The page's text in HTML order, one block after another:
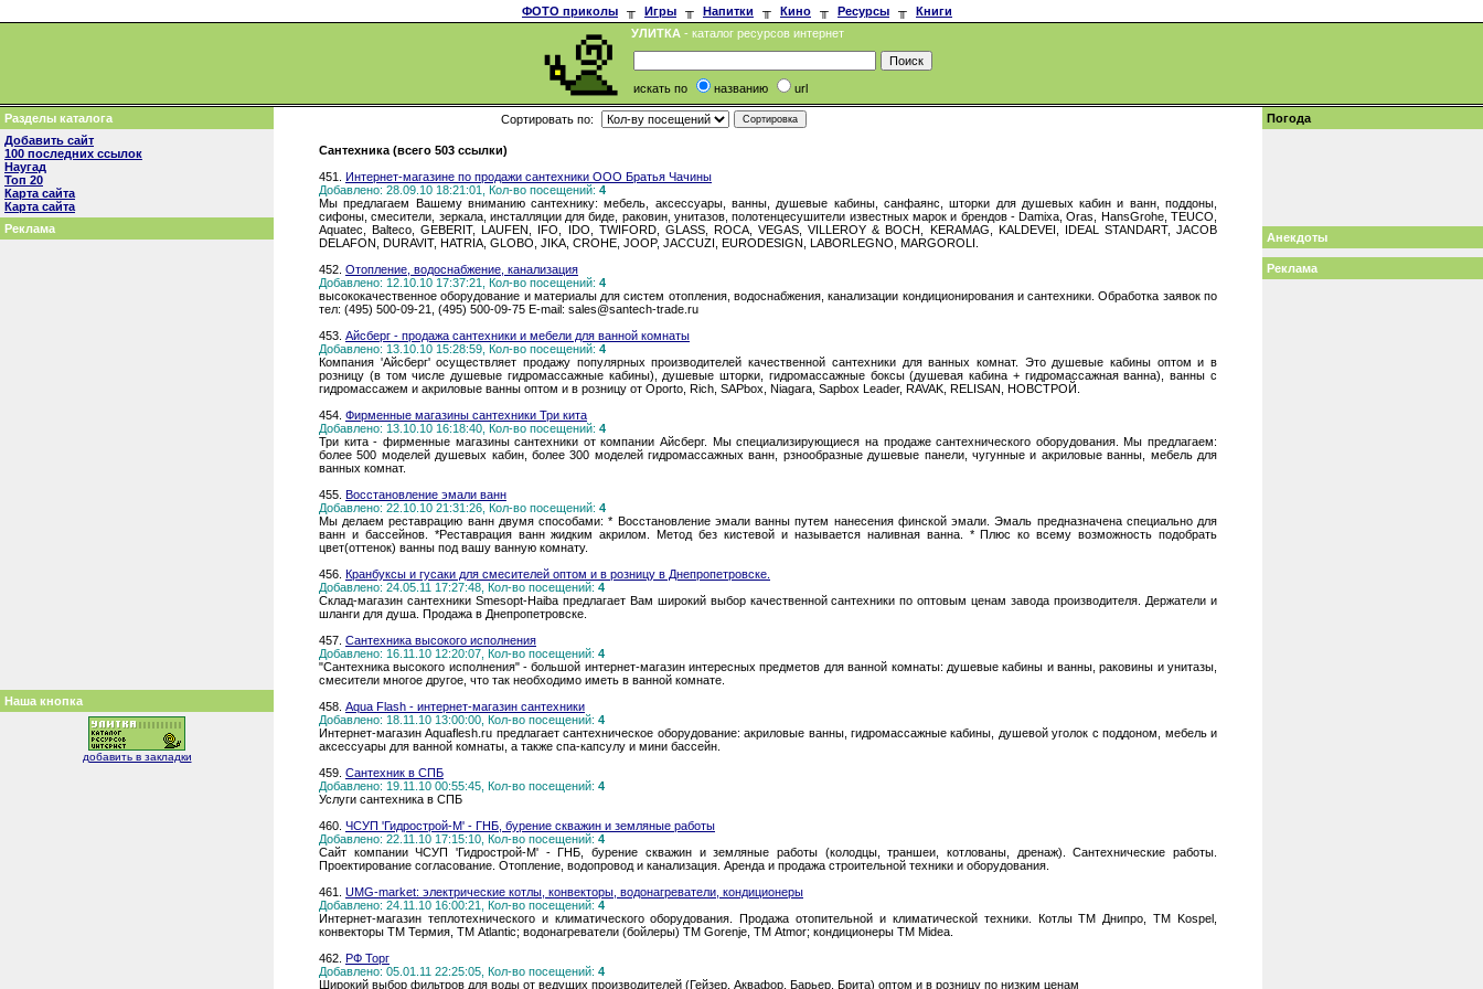
ФОТО приколы ╥ Игры ╥ Напитки ╥ Кино ╥ Ресурсы ╥
Книги
УЛИТКА - каталог ресурсов интернет
искать по названию url
Разделы каталога
Добавить сайт
100 последних ссылок
Наугад
Топ 20
Карта сайта
Карта сайта
Реклама
Наша кнопка
добавить в закладки
Сортировать по:
Сантехника (всего 503 ссылки)
451. Интернет-магазине по продажи сантехники ООО Братья Чачины
Добавлено: 28.09.10 18:21:01, Кол-во посещений: 4
Мы предлагаем Вашему вниманию сантехнику: мебель, аксессуары, ванны, душевые кабины, санфаянс, шторки для душевых кабин и ванн, поддоны,
сифоны, смесители, зеркала, инсталляции для биде, раковин, унитазов, полотенцесушители известных марок и брендов - Damixa, Oras, HansGrohe, TEUCO,
Aquatec, Balteco, GEBERIT, LAUFEN, IFO, IDO, TWIFORD, GLASS, ROCA, VEGAS, VILLEROY & BOCH, KERAMAG, KALDEVEI, IDEAL STANDART, JACOB
DELAFON, DURAVIT, HATRIA, GLOBO, JIKA, CROHE, JOOP, JACCUZI, EURODESIGN, LABORLEGNO, MARGOROLI.
452. Отопление, водоснабжение, канализация
Добавлено: 12.10.10 17:37:21, Кол-во посещений: 4
высококачественное оборудование и материалы для систем отопления, водоснабжения, канализации кондиционирования и сантехники. Обработка заявок по
тел: (495) 500-09-21, (495) 500-09-75 E-mail: sales@santech-trade.ru
453. Айсберг - продажа сантехники и мебели для ванной комнаты
Добавлено: 13.10.10 15:28:59, Кол-во посещений: 4
Компания 'Айсберг' осуществляет продажу популярных производителей качественной сантехники для ванных комнат. Это душевые кабины оптом и в
розницу (в том числе душевые гидромассажные кабины), душевые шторки, гидромассажные боксы (душевая кабина + гидромассажная ванна), ванны с
гидромассажем и акриловые ванны оптом и в розницу от Oporto, Rich, SAPbox, Niagara, Sapbox Leader, RAVAK, RELISAN, НОВСТРОЙ.
454. Фирменные магазины сантехники Три кита
Добавлено: 13.10.10 16:18:40, Кол-во посещений: 4
Три кита - фирменные магазины сантехники от компании Айсберг. Мы специализирующиеся на продаже сантехнического оборудования. Мы предлагаем:
более 500 моделей душевых кабин, более 300 моделей гидромассажных ванн, рзнообразные душевые панели, чугунные и акриловые ванны, мебель для
ванных комнат.
455. Восстановление эмали ванн
Добавлено: 22.10.10 21:31:26, Кол-во посещений: 4
Мы делаем реставрацию ванн двумя способами: * Восстановление эмали ванны путем нанесения финской эмали. Эмаль предназначена специально для
ванн и бассейнов. *Реставрация ванн жидким акрилом. Метод без кистевой и называется наливная ванна. * Плюс ко всему возможность подобрать
цвет(оттенок) ванны под вашу ванную комнату.
456. Кранбуксы и гусаки для смесителей оптом и в розницу в Днепропетровске.
Добавлено: 24.05.11 17:27:48, Кол-во посещений: 4
Склад-магазин сантехники Smesopt-Haiba предлагает Вам широкий выбор качественной сантехники по оптовым ценам завода производителя. Держатели и
шланги для душа. Продажа в Днепропетровске.
457. Сантехника высокого исполнения
Добавлено: 16.11.10 12:20:07, Кол-во посещений: 4
"Сантехника высокого исполнения" - большой интернет-магазин интересных предметов для ванной комнаты: душевые кабины и ванны, раковины и унитазы,
смесители многое другое, что так необходимо иметь в ванной комнате.
458. Aqua Flash - интернет-магазин сантехники
Добавлено: 18.11.10 13:00:00, Кол-во посещений: 4
Интернет-магазин Aquaflesh.ru предлагает сантехническое оборудование: акриловые ванны, гидромассажные кабины, душевой уголок с поддоном, мебель и
аксессуары для ванной комнаты, а также спа-капсулу и мини бассейн.
459. Сантехник в СПБ
Добавлено: 19.11.10 00:55:45, Кол-во посещений: 4
Услуги сантехника в СПБ
460. ЧСУП 'Гидрострой-М' - ГНБ, бурение скважин и земляные работы
Добавлено: 22.11.10 17:15:10, Кол-во посещений: 4
Сайт компании ЧСУП 'Гидрострой-М' - ГНБ, бурение скважин и земляные работы (колодцы, траншеи, котлованы, дренаж). Сантехнические работы.
Проектирование согласование. Отопление, водопровод и канализация. Аренда и продажа строительной техники и оборудования.
461. UMG-market: электрические котлы, конвекторы, водонагреватели, кондиционеры
Добавлено: 24.11.10 16:00:21, Кол-во посещений: 4
Интернет-магазин теплотехнического и климатического оборудования. Продажа отопительной и климатической техники. Котлы ТМ Днипро, ТМ Kospel,
конвекторы ТМ Термия, ТМ Atlantic; водонагреватели (бойлеры) ТМ Gorenje, ТМ Atmor; кондиционеры ТМ Midea.
462. РФ Торг
Добавлено: 05.01.11 22:25:05, Кол-во посещений: 4
Широкий выбор фильтров для воды от ведущих производителей (Гейзер, Аквафор, Барьер, Брита) оптом и в розницу по низким ценам
Погода
Анекдоты
Реклама